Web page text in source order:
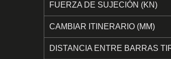
FUERZA DE SUJECIÓN (KN)
CAMBIAR ITINERARIO (MM)
DISTANCIA ENTRE BARRAS